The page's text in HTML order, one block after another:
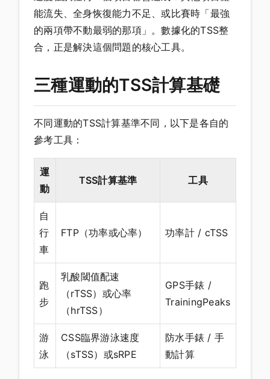
能流失、全身恢復能力不足、或比賽時「最強
的兩項帶不動最弱的那項」。數據化的TSS整
合，正是解決這個問題的核心工具。
三種運動的TSS計算基礎
不同運動的TSS計算基準不同，以下是各自的
參考工具：
運
動
TSS計算基準 工具
自
行
車
FTP（功率或心率） 功率計 / cTSS
跑
步
乳酸閾值配速
（rTSS）或心率
（hrTSS）
GPS手錶 /
TrainingPeaks
游
泳
CSS臨界游泳速度
（sTSS）或sRPE
防水手錶 / 手
動計算